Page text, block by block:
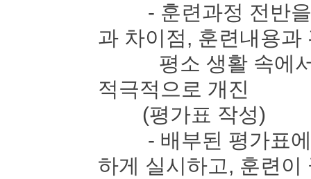
- 훈련과정 전반을
과 차이점, 훈련내용과
평소 생활 속에서
적극적으로 개진
(평가표 작성)
- 배부된 평가표에
하게 실시하고, 훈련이